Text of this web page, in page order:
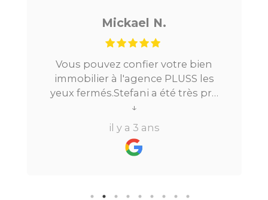
Mickael N.
Vous pouvez confier votre bien
immobilier à l'agence PLUSS les
yeux fermés.Stefani a été très pro
tout au long du processus.Très
réactive, elle a su répondre à
toutes mes questions en moins de
24h par email ou par
supplémentaire est très bien
↓
il y a 3 ans